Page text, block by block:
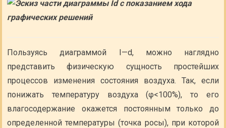
Пользуясь диаграммой I—d, можно наглядно
представить физическую сущность простейших
процессов изменения состояния воздуха. Так, если
понижать температуру воздуха (φ<100%), то его
влагосодержание окажется постоянным только до
определенной температуры (точка росы), при которой